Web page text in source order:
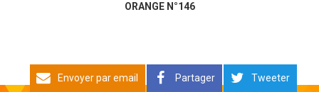
ORANGE N°146
Envoyer par email Partager Tweeter